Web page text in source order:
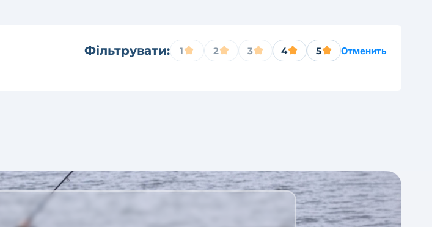
Фільтрувати: 1 2 3 4 5 Отменить